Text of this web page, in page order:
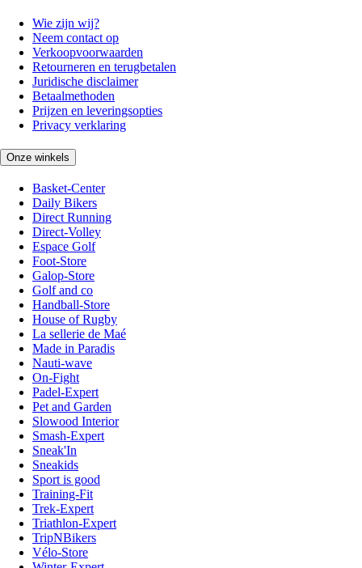
Wie zijn wij?
Neem contact op
Verkoopvoorwaarden
Retourneren en terugbetalen
Juridische disclaimer
Betaalmethoden
Prijzen en leveringsopties
Privacy verklaring
Onze winkels
Basket-Center
Daily Bikers
Direct Running
Direct-Volley
Espace Golf
Foot-Store
Galop-Store
Golf and co
Handball-Store
House of Rugby
La sellerie de Maé
Made in Paradis
Nauti-wave
On-Fight
Padel-Expert
Pet and Garden
Slowood Interior
Smash-Expert
Sneak'In
Sneakids
Sport is good
Training-Fit
Trek-Expert
Triathlon-Expert
TripNBikers
Vélo-Store